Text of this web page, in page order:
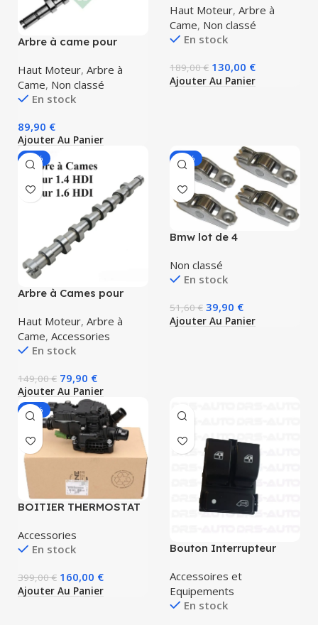
Arbre à came pour
Haut Moteur, Arbre à
Came, Non classé
En stock
89,90 €
Ajouter Au Panier
038109101AH
038109309A 038109309B
038109309C AJM ANU
ARL BLT BPX BRU LS
Haut Moteur, Arbre à
Came, Non classé
En stock
189,00€ 130,00 €
Ajouter Au Panier
-46%
Arbre à Cames pour
1.6 e-HDI 0801FC
0801.FC 9684569080
DV6C
Haut Moteur, Arbre à
Came, Accessories
En stock
149,00€ 79,90 €
Ajouter Au Panier
-23%
Bmw lot de 4
pour moteur bmw b37
b47 b57 m57 n47 n57
Non classé
En stock
51,60€ 39,90 €
Ajouter Au Panier
-60%
BOITIER THERMOSTAT
PEUGEOT 1.6 BLUEHDI
9850364680
PSA9850364680)
Accessories
En stock
399,00€ 160,00 €
Ajouter Au Panier
Bouton Interrupteur
Fiat Doblo Ducato –
6490X9 735487419
Accessoires et
Equipements
En stock